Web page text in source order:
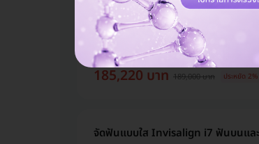
มี HDreview
HD ออกค่าประเมินให้! สูงสุด
ถูกที่สุดเมื่อจองกับ HD
ราคาเริ่มต้นที่
185,220 บาท 189,000 บาท ประหยัด 2%
จัดฟันแบบใส Invisalign i7 ฟันบนแล